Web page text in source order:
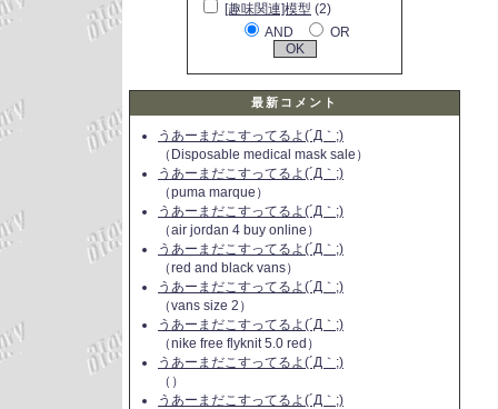
[趣味関連]模型 (2)
AND
OR
最新コメント
うあーまだこすってるよ(´Д｀;)
（Disposable medical mask sale）
うあーまだこすってるよ(´Д｀;)
（puma marque）
うあーまだこすってるよ(´Д｀;)
（air jordan 4 buy online）
うあーまだこすってるよ(´Д｀;)
（red and black vans）
うあーまだこすってるよ(´Д｀;)
（vans size 2）
うあーまだこすってるよ(´Д｀;)
（nike free flyknit 5.0 red）
うあーまだこすってるよ(´Д｀;)
（）
うあーまだこすってるよ(´Д｀;)